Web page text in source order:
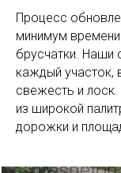
Процесс
минимум времени
брусчатки. Наши
каждый участок,
свежесть и
из широкой
дорожки и